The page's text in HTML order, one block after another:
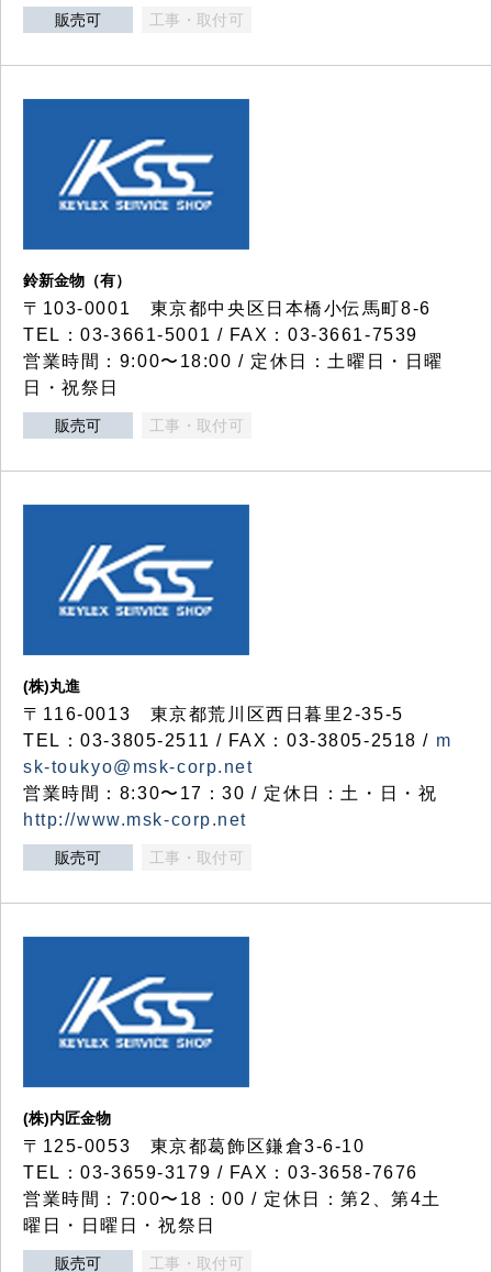
販売可 工事・取付可
鈴新金物（有）
〒103-0001 東京都中央区日本橋小伝馬町8-6
TEL：03-3661-5001 / FAX：03-3661-7539
営業時間：9:00〜18:00 / 定休日：土曜日・日曜
日・祝祭日
販売可 工事・取付可
(株)丸進
〒116-0013 東京都荒川区西日暮里2-35-5
TEL：03-3805-2511 / FAX：03-3805-2518 / m
sk-toukyo@msk-corp.net
営業時間：8:30〜17：30 / 定休日：土・日・祝
http://www.msk-corp.net
販売可 工事・取付可
(株)内匠金物
〒125-0053 東京都葛飾区鎌倉3-6-10
TEL：03-3659-3179 / FAX：03-3658-7676
営業時間：7:00〜18：00 / 定休日：第2、第4土
曜日・日曜日・祝祭日
販売可 工事・取付可